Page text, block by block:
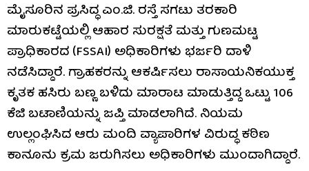
ಮೈಸೂರಿನ ಪ್ರಸಿದ್ಧ ಎಂ.ಜಿ. ರಸ್ತೆ ಸಗಟು ತರಕಾರಿ
ಮಾರುಕಟ್ಟೆಯಲ್ಲಿ ಆಹಾರ ಸುರಕ್ಷತೆ ಮತ್ತು ಗುಣಮಟ್ಟ
ಪ್ರಾಧಿಕಾರದ (FSSAI) ಅಧಿಕಾರಿಗಳು ಭರ್ಜರಿ ದಾಳಿ
ನಡೆಸಿದ್ದಾರೆ. ಗ್ರಾಹಕರನ್ನು ಆಕರ್ಷಿಸಲು ರಾಸಾಯನಿಕಯುಕ್ತ
ಕೃತಕ ಹಸಿರು ಬಣ್ಣ ಬಳಿದು ಮಾರಾಟ ಮಾಡುತ್ತಿದ್ದ ಒಟ್ಟು 106
ಕೆಜಿ ಬಟಾಣಿಯನ್ನು ಜಪ್ತಿ ಮಾಡಲಾಗಿದೆ. ನಿಯಮ
ಉಲ್ಲಂಘಿಸಿದ ಆರು ಮಂದಿ ವ್ಯಾಪಾರಿಗಳ ವಿರುದ್ಧ ಕಠಿಣ
ಕಾನೂನು ಕ್ರಮ ಜರುಗಿಸಲು ಅಧಿಕಾರಿಗಳು ಮುಂದಾಗಿದ್ದಾರೆ.